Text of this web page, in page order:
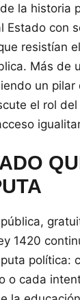
la historia
Estado con
resistían
Más de
un
el rol del
1420
política:
o cada